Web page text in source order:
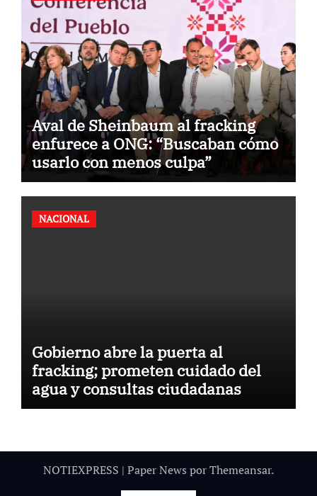
Aval de Sheinbaum al fracking
enfurece a ONG: “Buscaban cómo
usarlo con menos culpa”
NACIONAL
Gobierno abre la puerta al
fracking; prometen cuidado del
agua y consultas ciudadanas
NOTIEXPRESS | Paper News porThemeansar.